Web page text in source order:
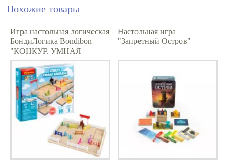
Похожие товары
Игра настольная логическая
БондиЛогика Bondibon
"КОНКУР. УМНАЯ
ЛОШАДКА"
Настольная игра
"Запретный Остров"